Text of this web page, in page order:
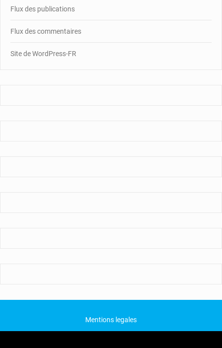
Flux des publications
Flux des commentaires
Site de WordPress-FR
Mentions legales